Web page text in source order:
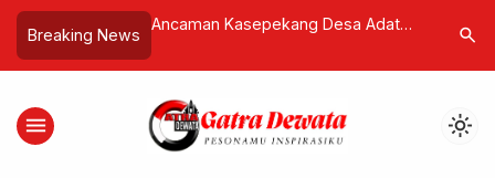
Breaking News
Ditahan Polda
Dugaan
Kesehatan
Ancaman Kasepekang Desa Adat
Somya: Adat Tak Boleh Menyalahi
Hak Asasi
Pencari
Wajah
search
menu light_mode